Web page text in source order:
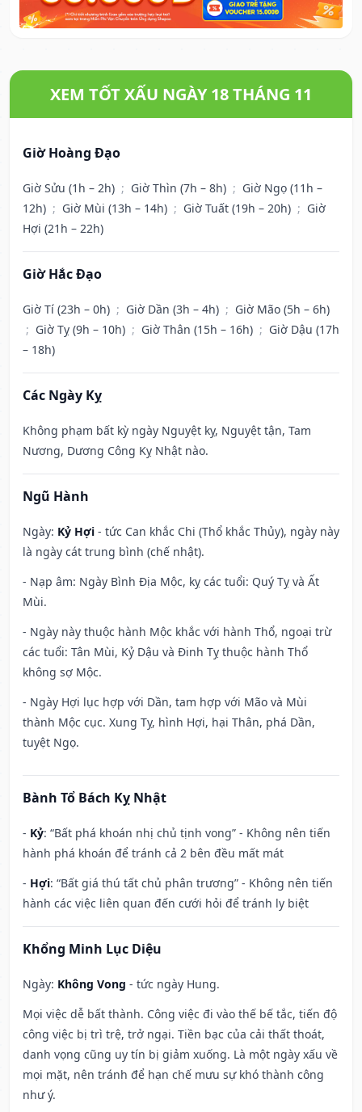
XEM TỐT XẤU NGÀY 18 THÁNG 11
Giờ Hoàng Đạo
Giờ Sửu (1h – 2h) ; Giờ Thìn (7h – 8h) ; Giờ Ngọ (11h –
12h) ; Giờ Mùi (13h – 14h) ; Giờ Tuất (19h – 20h) ; Giờ
Hợi (21h – 22h)
Giờ Hắc Đạo
Giờ Tí (23h – 0h) ; Giờ Dần (3h – 4h) ; Giờ Mão (5h – 6h)
; Giờ Tỵ (9h – 10h) ; Giờ Thân (15h – 16h) ; Giờ Dậu (17h
– 18h)
Các Ngày Kỵ
Không phạm bất kỳ ngày Nguyệt kỵ, Nguyệt tận, Tam
Nương, Dương Công Kỵ Nhật nào.
Ngũ Hành
Ngày: Kỷ Hợi - tức Can khắc Chi (Thổ khắc Thủy), ngày này
là ngày cát trung bình (chế nhật).
- Nạp âm: Ngày Bình Địa Mộc, kỵ các tuổi: Quý Tỵ và Ất
Mùi.
- Ngày này thuộc hành Mộc khắc với hành Thổ, ngoại trừ
các tuổi: Tân Mùi, Kỷ Dậu và Đinh Tỵ thuộc hành Thổ
không sợ Mộc.
- Ngày Hợi lục hợp với Dần, tam hợp với Mão và Mùi
thành Mộc cục. Xung Tỵ, hình Hợi, hại Thân, phá Dần,
tuyệt Ngọ.
Bành Tổ Bách Kỵ Nhật
- Kỷ: “Bất phá khoán nhị chủ tịnh vong” - Không nên tiến
hành phá khoán để tránh cả 2 bên đều mất mát
- Hợi: “Bất giá thú tất chủ phân trương” - Không nên tiến
hành các việc liên quan đến cưới hỏi để tránh ly biệt
Khổng Minh Lục Diệu
Ngày: Không Vong - tức ngày Hung.
Mọi việc dễ bất thành. Công việc đi vào thế bế tắc, tiến độ
công việc bị trì trệ, trở ngại. Tiền bạc của cải thất thoát,
danh vọng cũng uy tín bị giảm xuống. Là một ngày xấu về
mọi mặt, nên tránh để hạn chế mưu sự khó thành công
như ý.